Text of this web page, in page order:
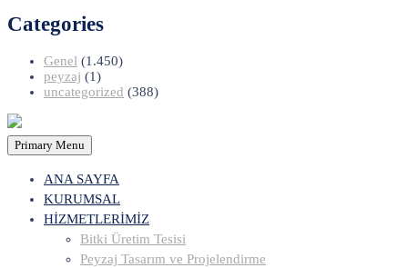
Categories
Genel (1.450)
peyzaj (1)
uncategorized (388)
Primary Menu
ANA SAYFA
KURUMSAL
HİZMETLERİMİZ
Bitki Üretim Tesisi
Peyzaj Tasarım ve Projelendirme